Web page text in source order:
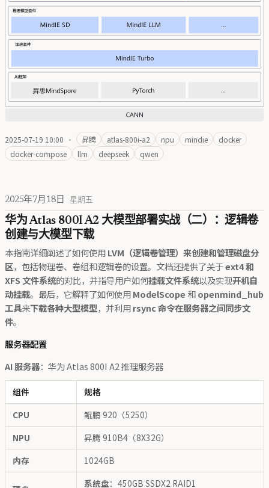
2025-07-19 10:00 · 昇腾 atlas-800i-a2 npu mindie
docker
docker-compose
llm deepseek qwen
2025年7月18日 星期五
华为 Atlas 800I A2 大模型部署实战（二）：逻辑卷
创建与大模型下载
本指南详细阐述了如何使用LVM（逻辑卷管理） 来创建和管理磁盘分
区，包括物理卷、卷组和逻辑卷的设置。文档还提供了关于ext4 和
XFS 文件系统的对比，并指导用户如何挂载文件系统以及实现开机自
动挂载。最后，它解释了如何使用ModelScope 和openmind_hub
工具来下载各种大型模型，并利用rsync 命令在服务器之间同步文
件。
服务器配置
AI 服务器：华为 Atlas 800I A2 推理服务器
组件
规格
CPU
鲲鹏 920（5250）
NPU
昇腾 910B4（8X32G）
内存
1024GB
系统盘：450GB SSDX2 RAID1